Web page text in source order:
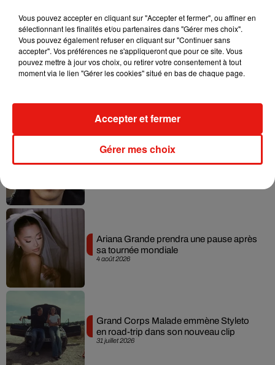
Musique
Benny Blanco invite Selena Gomez et
live session solaire
4 août 2026
Ariana Grande prendra une pause après
sa tournée mondiale
31 juillet 2026
Grand Corps Malade emmène Styleto
en road-trip dans son nouveau clip
Vous pouvez accepter en cliquant sur "Accepter et fermer", ou affiner en
sélectionnant les finalités et/ou partenaires dans "Gérer mes choix".
Vous pouvez également refuser en cliquant sur "Continuer sans
accepter". Vos préférences ne s'appliqueront que pour ce site. Vous
pouvez mettre à jour vos choix, ou retirer votre consentement à tout
moment via le lien "Gérer les cookies" situé en bas de chaque page.
Gérer mes choix
Accepter et fermer